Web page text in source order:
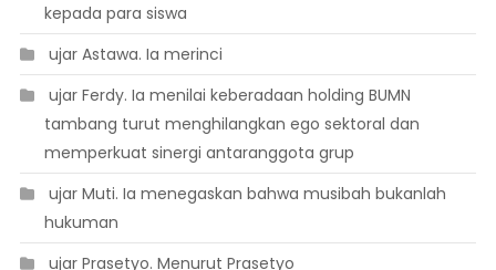
kepada para siswa
 ujar Astawa. Ia merinci
 ujar Ferdy. Ia menilai keberadaan holding BUMN
tambang turut menghilangkan ego sektoral dan
memperkuat sinergi antaranggota grup
 ujar Muti. Ia menegaskan bahwa musibah bukanlah
hukuman
 ujar Prasetyo. Menurut Prasetyo